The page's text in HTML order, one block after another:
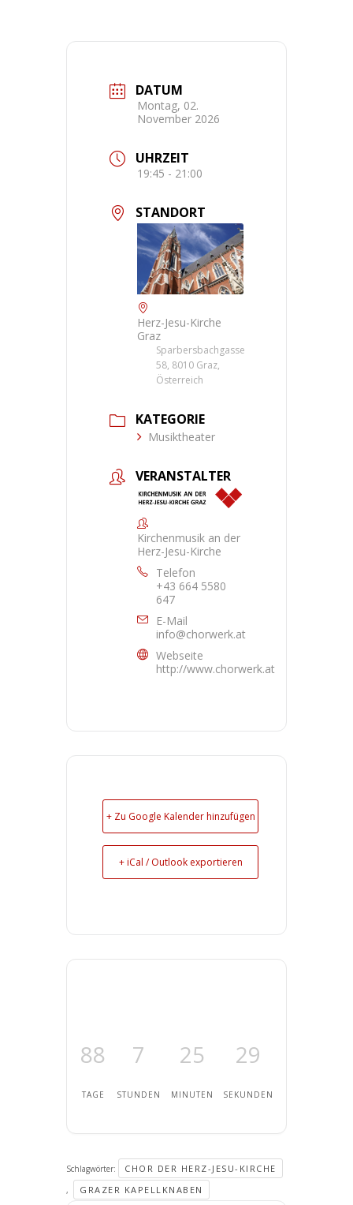
DATUM
Montag, 02.
November 2026
UHRZEIT
19:45 - 21:00
STANDORT
Herz-Jesu-Kirche
Graz
Sparbersbachgasse
58, 8010 Graz,
Österreich
KATEGORIE
Musiktheater
VERANSTALTER
Kirchenmusik an der
Herz-Jesu-Kirche
Telefon
+43 664 5580
647
E-Mail
info@chorwerk.at
Webseite
http://www.chorwerk.at
+ Zu Google Kalender hinzufügen
+ iCal / Outlook exportieren
88
TAGE
7
STUNDEN
25
MINUTEN
28
SEKUNDEN
Schlagwörter: CHOR DER HERZ-JESU-KIRCHE
, GRAZER KAPELLKNABEN